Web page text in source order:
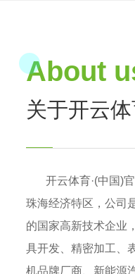
About
关于开云
开云体育·(中国)官
珠海经济特区，公司
的国家高新技术企业
具开发、精密加工、
机品牌厂商、新能源